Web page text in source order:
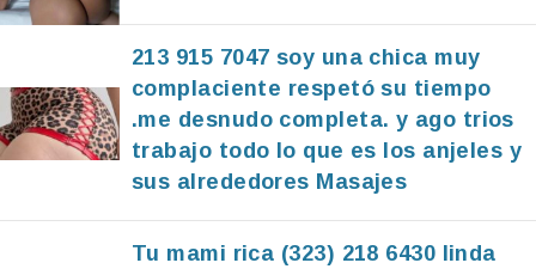
213 915 7047 soy una chica muy
complaciente respetó su tiempo
.me desnudo completa. y ago trios
trabajo todo lo que es los anjeles y
sus alrededores Masajes
Tu mami rica (323) 218 6430 linda